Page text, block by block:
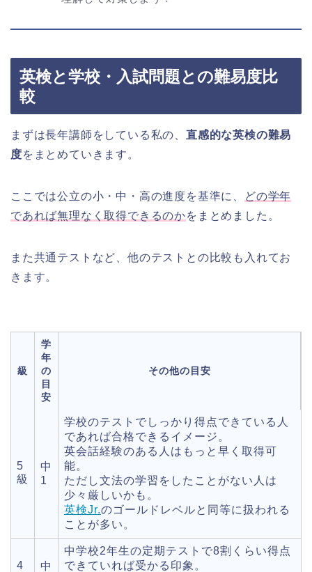
英検と学校・入試問題との難易度比
較
まずは長年講師をしている私の、 直感的な英検の難易
度をまとめていきます。
ここでは公立の小・中・高の進度を基準に、
どの学年
であれば無理なく取得できるのかをまとめました。
また共通テストなど、他のテストとの比較も入れてお
きます。
級
学
年
の
目
安
その他の目安
5
級
中
1
学校のテストでしっかり得点できている人
であれば合格できるイメージ。
英会話経験のある人はもっと早く取得可
能。
ただし文法の学習をしたことがない人は
少々厳しいかも。
英検Jr.のゴールドレベルと同等に扱われる
ことが多い。
4 中
中学校2年生の定期テストで8割くらい得点
できていれば受かる印象。